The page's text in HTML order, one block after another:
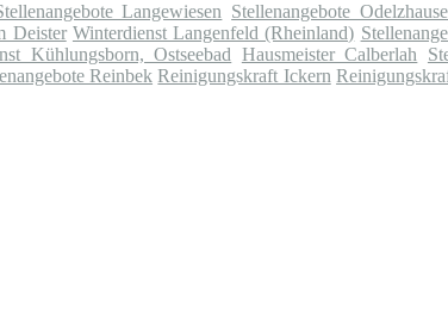
Langewiesen Stellenangebote
Deister Winterdienst Langenfeld (Rheinland)
Kühlungsborn, Ostseebad Hausmeister Calberlah
Reinbek Reinigungskraft Ickern